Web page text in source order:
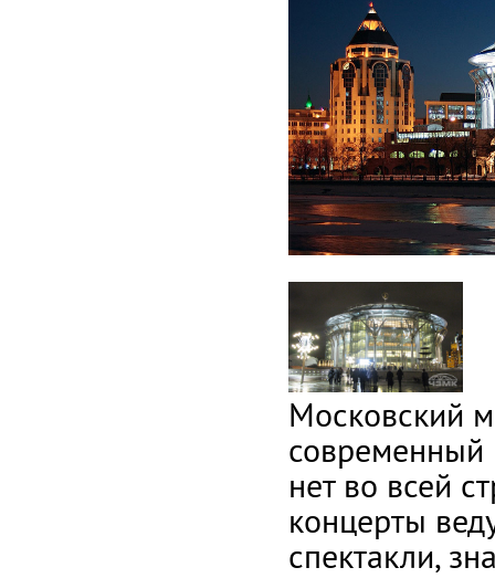
Московский
современный
нет во всей
концерты
спектакли,